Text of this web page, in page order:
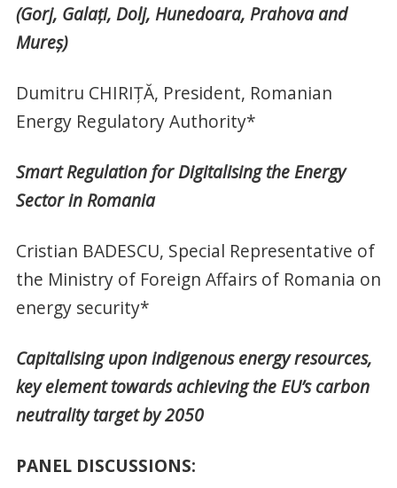
(Gorj, Galaţi, Dolj, Hunedoara, Prahova and
Mureş)
Dumitru CHIRIŢĂ, President, Romanian
Energy Regulatory Authority*
Smart Regulation for Digitalising the Energy
Sector in Romania
Cristian BADESCU, Special Representative of
the Ministry of Foreign Affairs of Romania on
energy security*
Capitalising upon indigenous energy resources,
key element towards achieving the EU’s carbon
neutrality target by 2050
PANEL DISCUSSIONS: